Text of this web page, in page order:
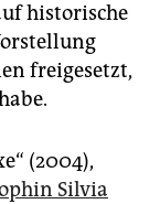
historische
freigesetzt,
(2004),
Silvia